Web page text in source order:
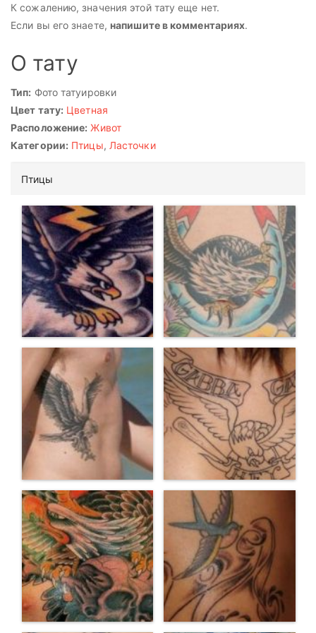
К сожалению, значения этой тату еще нет.
Если вы его знаете, напишите в комментариях.
О тату
Тип: Фото татуировки
Цвет тату: Цветная
Расположение: Живот
Категории: Птицы, Ласточки
Птицы